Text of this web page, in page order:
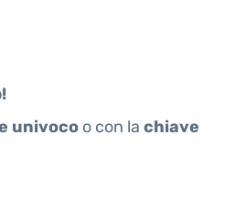
univoco o con la chiave